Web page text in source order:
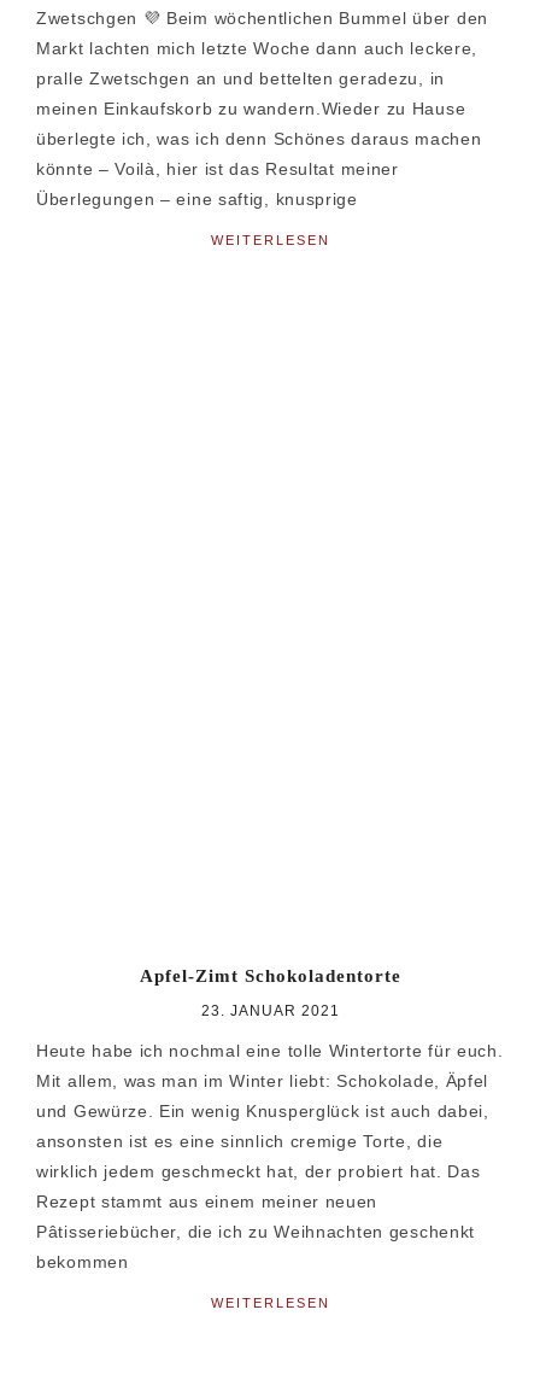
Zwetschgen 💜 Beim wöchentlichen Bummel über den
Markt lachten mich letzte Woche dann auch leckere,
pralle Zwetschgen an und bettelten geradezu, in
meinen Einkaufskorb zu wandern.Wieder zu Hause
überlegte ich, was ich denn Schönes daraus machen
könnte – Voilà, hier ist das Resultat meiner
Überlegungen – eine saftig, knusprige
WEITERLESEN
Apfel-Zimt Schokoladentorte
23. JANUAR 2021
Heute habe ich nochmal eine tolle Wintertorte für euch.
Mit allem, was man im Winter liebt: Schokolade, Äpfel
und Gewürze. Ein wenig Knusperglück ist auch dabei,
ansonsten ist es eine sinnlich cremige Torte, die
wirklich jedem geschmeckt hat, der probiert hat. Das
Rezept stammt aus einem meiner neuen
Pâtisseriebücher, die ich zu Weihnachten geschenkt
bekommen
WEITERLESEN